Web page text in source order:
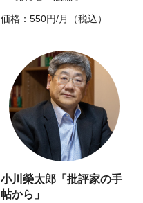
価格：550円/月（税込）
小川榮太郎「批評家の手
帖から」